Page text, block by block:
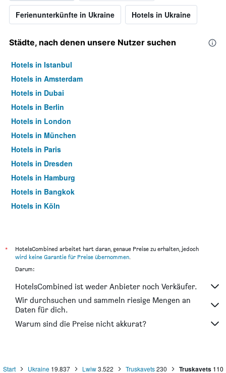
Ferienunterkünfte in Ukraine Hotels in Ukraine
Städte, nach denen unsere Nutzer suchen
Hotels in Istanbul
Hotels in Amsterdam
Hotels in Dubai
Hotels in Berlin
Hotels in London
Hotels in München
Hotels in Paris
Hotels in Dresden
Hotels in Hamburg
Hotels in Bangkok
Hotels in Köln
*
HotelsCombined arbeitet hart daran, genaue Preise zu erhalten, jedoch
wird keine Garantie für Preise übernommen.
Darum:
HotelsCombined ist weder Anbieter noch Verkäufer.
Wir durchsuchen und sammeln riesige Mengen an
Daten für dich.
Warum sind die Preise nicht akkurat?
Start Ukraine 19.837 Lwiw 3.522 Truskavets 230 Truskavets 110